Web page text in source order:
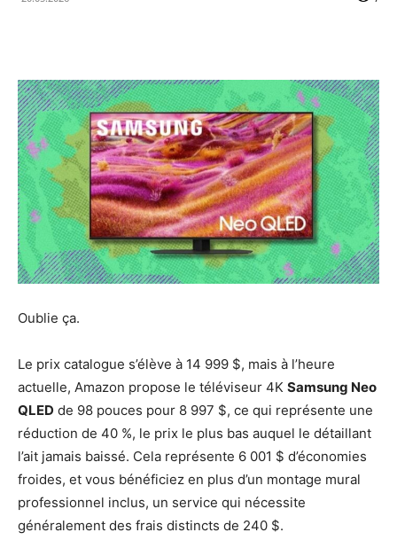
Oublie ça.
Le prix catalogue s’élève à 14 999 $, mais à l’heure
actuelle, Amazon propose le téléviseur 4K Samsung Neo
QLED de 98 pouces pour 8 997 $, ce qui représente une
réduction de 40 %, le prix le plus bas auquel le détaillant
l’ait jamais baissé. Cela représente 6 001 $ d’économies
froides, et vous bénéficiez en plus d’un montage mural
professionnel inclus, un service qui nécessite
généralement des frais distincts de 240 $.